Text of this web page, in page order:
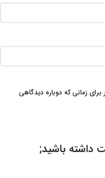
زمانی که دوباره دیدگاهی
باشید;